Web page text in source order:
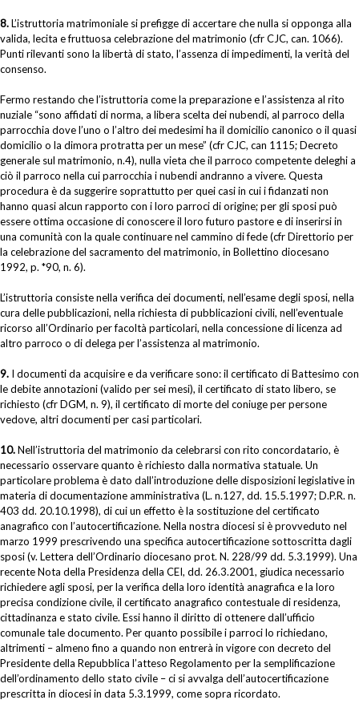
8.L’istruttoria matrimoniale si prefigge di accertare che nulla si opponga alla
valida, lecita e fruttuosa celebrazione del matrimonio (cfr CJC, can. 1066).
Punti rilevanti sono la libertà di stato, l’assenza di impedimenti, la verità del
consenso.
Fermo restando che l’istruttoria come la preparazione e l’assistenza al rito
nuziale “sono affidati di norma, a libera scelta dei nubendi, al parroco della
parrocchia dove l’uno o l’altro dei medesimi ha il domicilio canonico o il quasi
domicilio o la dimora protratta per un mese” (cfr CJC, can 1115; Decreto
generale sul matrimonio, n.4), nulla vieta che il parroco competente deleghi a
ciò il parroco nella cui parrocchia i nubendi andranno a vivere. Questa
procedura è da suggerire soprattutto per quei casi in cui i fidanzati non
hanno quasi alcun rapporto con i loro parroci di origine; per gli sposi può
essere ottima occasione di conoscere il loro futuro pastore e di inserirsi in
una comunità con la quale continuare nel cammino di fede (cfr Direttorio per
la celebrazione del sacramento del matrimonio, in Bollettino diocesano
1992, p. *90, n. 6).
L’istruttoria consiste nella verifica dei documenti, nell’esame degli sposi, nella
cura delle pubblicazioni, nella richiesta di pubblicazioni civili, nell’eventuale
ricorso all’Ordinario per facoltà particolari, nella concessione di licenza ad
altro parroco o di delega per l’assistenza al matrimonio.
9. I documenti da acquisire e da verificare sono: il certificato di Battesimo con
le debite annotazioni (valido per sei mesi), il certificato di stato libero, se
richiesto (cfr DGM, n. 9), il certificato di morte del coniuge per persone
vedove, altri documenti per casi particolari.
10.Nell’istruttoria del matrimonio da celebrarsi con rito concordatario, è
necessario osservare quanto è richiesto dalla normativa statuale. Un
particolare problema è dato dall’introduzione delle disposizioni legislative in
materia di documentazione amministrativa (L. n.127, dd. 15.5.1997; D.P.R. n.
403 dd. 20.10.1998), di cui un effetto è la sostituzione del certificato
anagrafico con l’autocertificazione. Nella nostra diocesi si è provveduto nel
marzo 1999 prescrivendo una specifica autocertificazione sottoscritta dagli
sposi (v. Lettera dell’Ordinario diocesano prot. N. 228/99 dd. 5.3.1999). Una
recente Nota della Presidenza della CEI, dd. 26.3.2001, giudica necessario
richiedere agli sposi, per la verifica della loro identità anagrafica e la loro
precisa condizione civile, il certificato anagrafico contestuale di residenza,
cittadinanza e stato civile. Essi hanno il diritto di ottenere dall’ufficio
comunale tale documento. Per quanto possibile i parroci lo richiedano,
altrimenti – almeno fino a quando non entrerà in vigore con decreto del
Presidente della Repubblica l’atteso Regolamento per la semplificazione
dell’ordinamento dello stato civile – ci si avvalga dell’autocertificazione
prescritta in diocesi in data 5.3.1999, come sopra ricordato.